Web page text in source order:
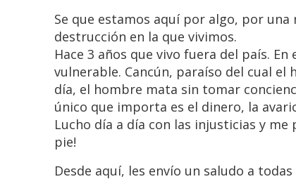
Se que estamos aquí por algo, por
destrucción en la que vivimos.
Hace 3 años que vivo fuera del país.
vulnerable. Cancún, paraíso del cual el
día, el hombre mata sin tomar
único que importa es el dinero, la
Lucho día a día con las injusticias y
pie!
Desde aquí, les envío un saludo a